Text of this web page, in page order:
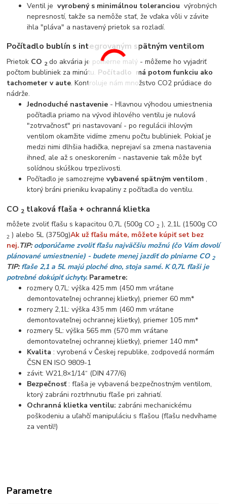
Ventil jevyrobený s minimálnou toleranciou výrobných
nepresností, takže sa nemôže stať, že vďaka vôli v závite
ihla "pláva" a nastavený prietok sa rozladí.
Počítadlo bublín s integrovaným spätným ventilom
Prietok CO 2 do akvária je pomerne malý - môžeme ho vyjadriť
počtom bubliniek za minútu. Počítadlo má potom funkciu ako
tachometer v aute. Kontroluje nám množstvo CO2 prúdiace do
nádrže.
Jednoduché nastavenie - Hlavnou výhodou umiestnenia
počítadla priamo na vývod ihlového ventilu je nulová
"zotrvačnosť" pri nastavovaní - po regulácii ihlovým
ventilom okamžite vidíme zmenu počtu bubliniek. Pokiaľ je
medzi nimi dlhšia hadička, neprejaví sa zmena nastavenia
ihneď, ale až s oneskorením - nastavenie tak môže byť
solídnou skúškou trpezlivosti.
Počítadlo je samozrejmevybavené spätným ventilom ,
ktorý bráni prieniku kvapaliny z počítadla do ventilu.
CO 2 tlaková fľaša + ochranná klietka
môžete zvoliť fľašu s kapacitou 0,7L (500g CO2 ), 2,1L (1500g CO
2 ) alebo 5L (3750g)Ak už fľašu máte, môžete kúpiť set bez
nej.TIP:odporúčame zvoliť fľašu najväčšiu možnú (čo Vám dovolí
plánované umiestnenie) - budete menej jazdiť do plniarne CO 2
TIP:fľaše 2,1 a 5L majú ploché dno, stoja samé. K 0,7L fľaši je
potrebné dokúpiť úchyty. Parametre:
rozmery 0,7L: výška 425 mm (450 mm vrátane
demontovateľnej ochrannej klietky), priemer 60 mm*
rozmery 2,1L: ​​výška 435 mm (460 mm vrátane
demontovateľnej ochrannej klietky), priemer 105 mm*
rozmery 5L: výška 565 mm (570 mm vrátane
demontovateľnej ochrannej klietky), priemer 140 mm*
Kvalita : vyrobená v Českej republike, zodpovedá normám
ČSN EN ISO 9809-1
závit: W21,8×1/14“ (DIN 477/6)
Bezpečnosť: fľaša je vybavená bezpečnostným ventilom,
ktorý zabráni roztrhnutiu fľaše pri zahriatí.
Ochranná klietka ventilu: zabráni mechanickému
poškodeniu a uľahčí manipuláciu s fľašou (fľašu nedvíhame
za ventil!)
Parametre